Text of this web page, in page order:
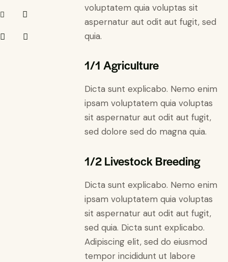
voluptatem quia voluptas sit
aspernatur aut odit aut fugit, sed
quia.
1/1 Agriculture
Dicta sunt explicabo. Nemo enim
ipsam voluptatem quia voluptas
sit aspernatur aut odit aut fugit,
sed dolore sed do magna quia.
1/2 Livestock Breeding
Dicta sunt explicabo. Nemo enim
ipsam voluptatem quia voluptas
sit aspernatur aut odit aut fugit,
sed quia. Dicta sunt explicabo.
Adipiscing elit, sed do eiusmod
tempor incididunt ut labore